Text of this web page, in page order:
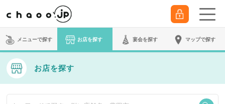
メニューで探す お店を探す 宴会を探す マップで探す
お店を探す